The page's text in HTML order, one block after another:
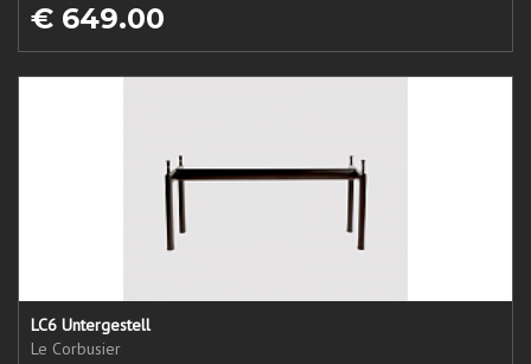
€ 649.00
LC6 Untergestell
Le Corbusier